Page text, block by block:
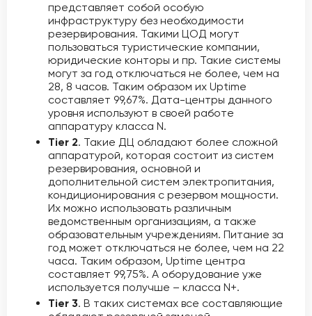
представляет собой особую
инфраструктуру без необходимости
резервирования. Такими ЦОД могут
пользоваться туристические компании,
юридические конторы и пр. Такие системы
могут за год отключаться не более, чем на
28, 8 часов. Таким образом их Uptime
составляет 99,67%. Дата-центры данного
уровня используют в своей работе
аппаратуру класса N.
Tier 2. Такие ДЦ обладают более сложной
аппаратурой, которая состоит из систем
резервирования, основной и
дополнительной систем электропитания,
кондиционирования с резервом мощности.
Их можно использовать различным
ведомственным организациям, а также
образовательным учреждениям. Питание за
год может отключаться не более, чем на 22
часа. Таким образом, Uptime центра
составляет 99,75%. А оборудование уже
используется получше – класса N+.
Tier 3. В таких системах все составляющие